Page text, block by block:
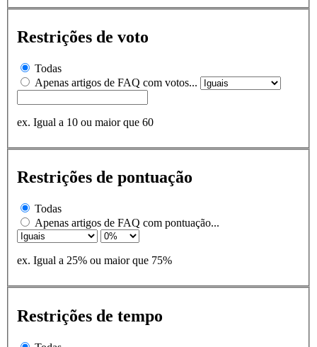
Restrições de voto
Todas
Apenas artigos de FAQ com votos...
ex. Igual a 10 ou maior que 60
Restrições de pontuação
Todas
Apenas artigos de FAQ com pontuação...
ex. Igual a 25% ou maior que 75%
Restrições de tempo